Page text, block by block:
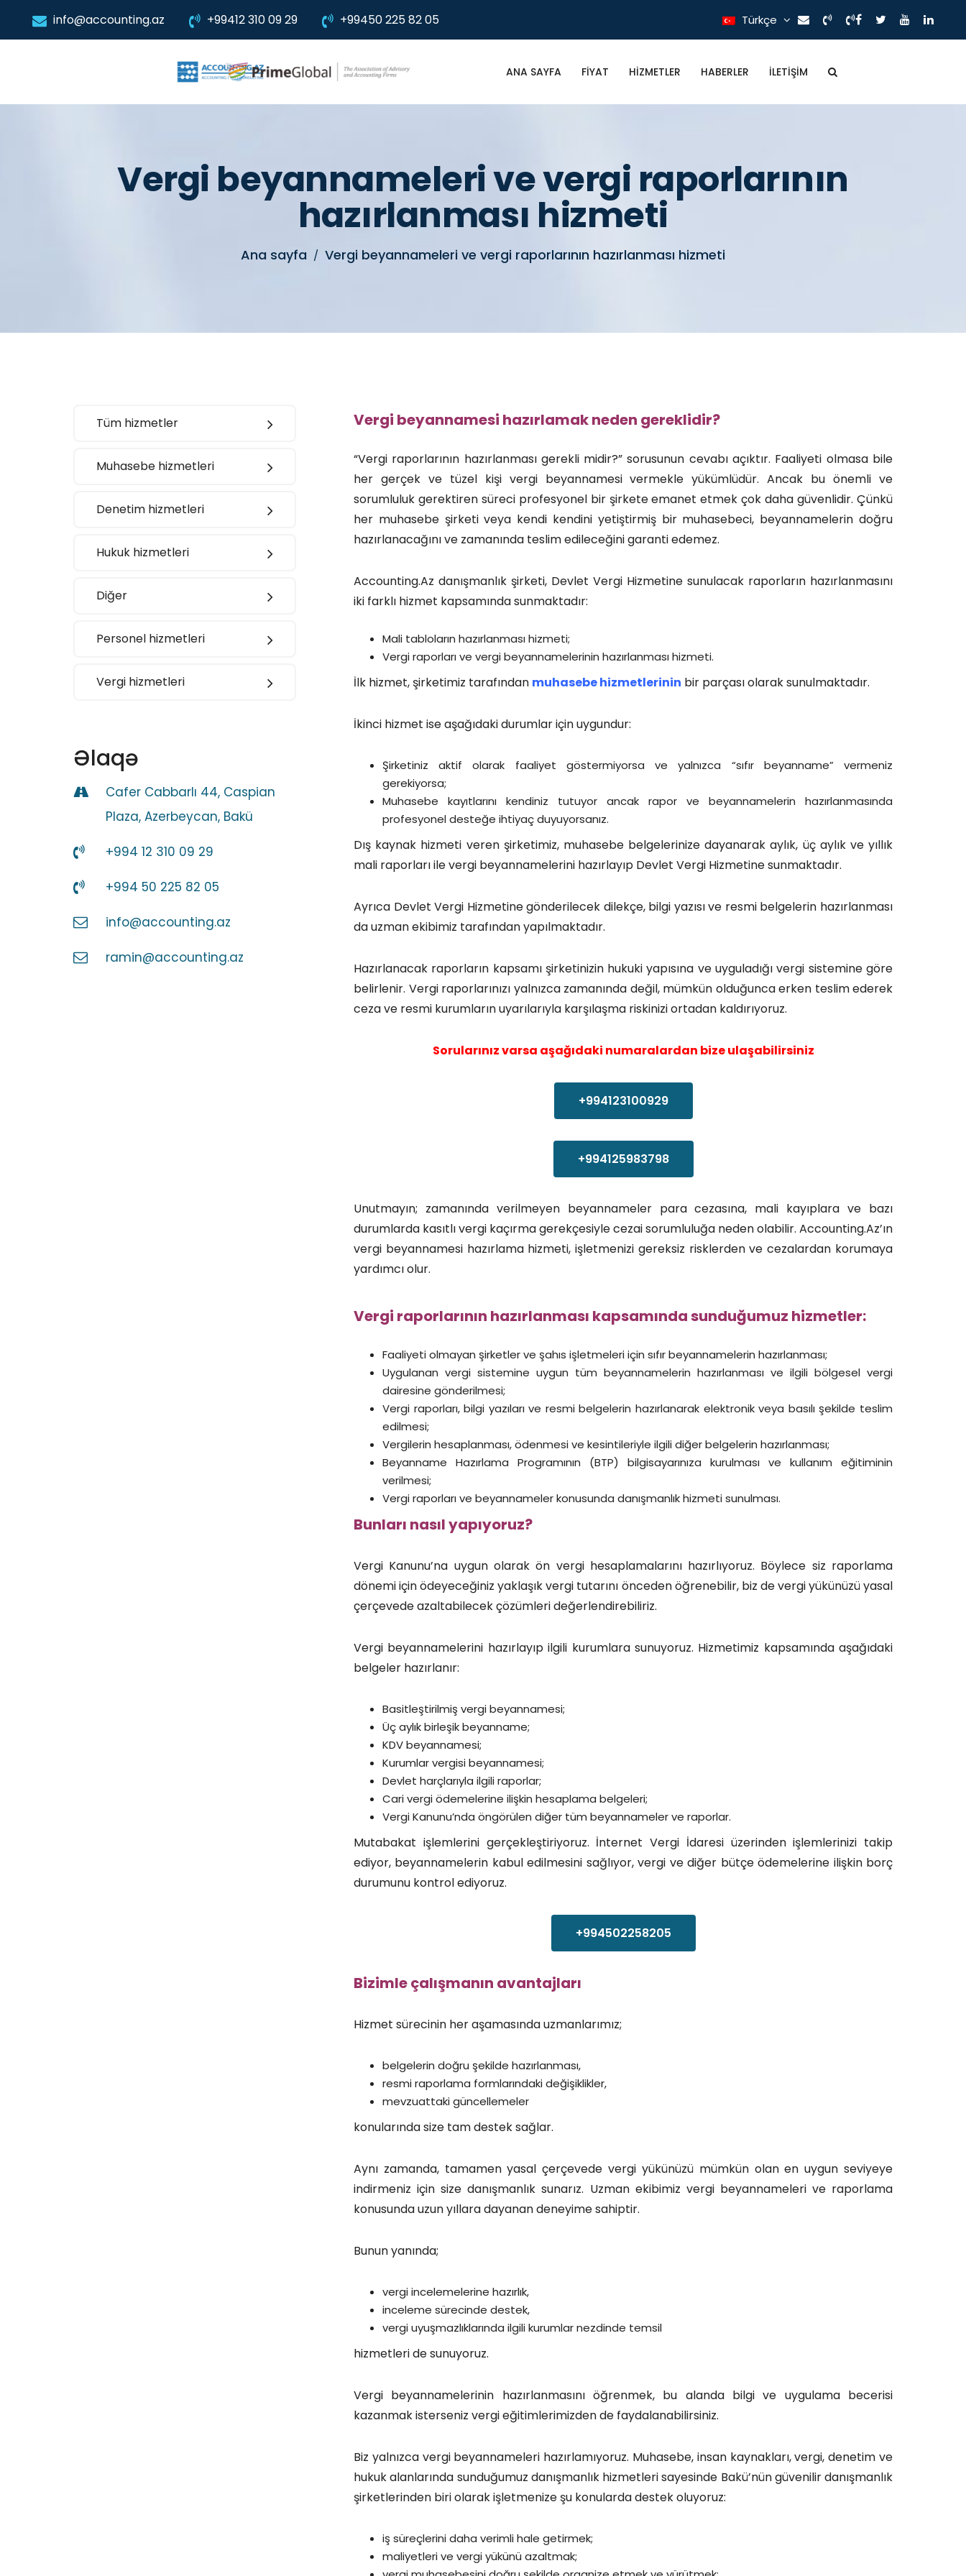
info@accounting.az +99412 310 09 29 +99450 225 82 05 Türkçe
ANA SAYFA FIYAT HIZMETLER HABERLER İLETIŞIM
Vergi beyannameleri ve vergi raporlarının
hazırlanması hizmeti
Ana sayfa Vergi beyannameleri ve vergi raporlarının hazırlanması hizmeti
Tüm hizmetler
Muhasebe hizmetleri
Denetim hizmetleri
Hukuk hizmetleri
Diğer
Personel hizmetleri
Vergi hizmetleri
Əlaqə
Cafer Cabbarlı 44, Caspian
Plaza, Azerbeycan, Bakü
+994 12 310 09 29
+994 50 225 82 05
info@accounting.az
ramin@accounting.az
Vergi beyannamesi hazırlamak neden gereklidir?
“Vergi raporlarının hazırlanması gerekli midir?” sorusunun cevabı açıktır. Faaliyeti olmasa bile
her gerçek ve tüzel kişi vergi beyannamesi vermekle yükümlüdür. Ancak bu önemli ve
sorumluluk gerektiren süreci profesyonel bir şirkete emanet etmek çok daha güvenlidir. Çünkü
her muhasebe şirketi veya kendi kendini yetiştirmiş bir muhasebeci, beyannamelerin doğru
hazırlanacağını ve zamanında teslim edileceğini garanti edemez.
Accounting.Az danışmanlık şirketi, Devlet Vergi Hizmetine sunulacak raporların hazırlanmasını
iki farklı hizmet kapsamında sunmaktadır:
Mali tabloların hazırlanması hizmeti;
Vergi raporları ve vergi beyannamelerinin hazırlanması hizmeti.
İlk hizmet, şirketimiz tarafından muhasebe hizmetlerinin bir parçası olarak sunulmaktadır.
İkinci hizmet ise aşağıdaki durumlar için uygundur:
Şirketiniz aktif olarak faaliyet göstermiyorsa ve yalnızca “sıfır beyanname” vermeniz
gerekiyorsa;
Muhasebe kayıtlarını kendiniz tutuyor ancak rapor ve beyannamelerin hazırlanmasında
profesyonel desteğe ihtiyaç duyuyorsanız.
Dış kaynak hizmeti veren şirketimiz, muhasebe belgelerinize dayanarak aylık, üç aylık ve yıllık
mali raporları ile vergi beyannamelerini hazırlayıp Devlet Vergi Hizmetine sunmaktadır.
Ayrıca Devlet Vergi Hizmetine gönderilecek dilekçe, bilgi yazısı ve resmi belgelerin hazırlanması
da uzman ekibimiz tarafından yapılmaktadır.
Hazırlanacak raporların kapsamı şirketinizin hukuki yapısına ve uyguladığı vergi sistemine göre
belirlenir. Vergi raporlarınızı yalnızca zamanında değil, mümkün olduğunca erken teslim ederek
ceza ve resmi kurumların uyarılarıyla karşılaşma riskinizi ortadan kaldırıyoruz.
Sorularınız varsa aşağıdaki numaralardan bize ulaşabilirsiniz
+994123100929
+994125983798
Unutmayın; zamanında verilmeyen beyannameler para cezasına, mali kayıplara ve bazı
durumlarda kasıtlı vergi kaçırma gerekçesiyle cezai sorumluluğa neden olabilir. Accounting.Az’ın
vergi beyannamesi hazırlama hizmeti, işletmenizi gereksiz risklerden ve cezalardan korumaya
yardımcı olur.
Vergi raporlarının hazırlanması kapsamında sunduğumuz hizmetler:
Faaliyeti olmayan şirketler ve şahıs işletmeleri için sıfır beyannamelerin hazırlanması;
Uygulanan vergi sistemine uygun tüm beyannamelerin hazırlanması ve ilgili bölgesel vergi
dairesine gönderilmesi;
Vergi raporları, bilgi yazıları ve resmi belgelerin hazırlanarak elektronik veya basılı şekilde teslim
edilmesi;
Vergilerin hesaplanması, ödenmesi ve kesintileriyle ilgili diğer belgelerin hazırlanması;
Beyanname Hazırlama Programının (BTP) bilgisayarınıza kurulması ve kullanım eğitiminin
verilmesi;
Vergi raporları ve beyannameler konusunda danışmanlık hizmeti sunulması.
Bunları nasıl yapıyoruz?
Vergi Kanunu’na uygun olarak ön vergi hesaplamalarını hazırlıyoruz. Böylece siz raporlama
dönemi için ödeyeceğiniz yaklaşık vergi tutarını önceden öğrenebilir, biz de vergi yükünüzü yasal
çerçevede azaltabilecek çözümleri değerlendirebiliriz.
Vergi beyannamelerini hazırlayıp ilgili kurumlara sunuyoruz. Hizmetimiz kapsamında aşağıdaki
belgeler hazırlanır:
Basitleştirilmiş vergi beyannamesi;
Üç aylık birleşik beyanname;
KDV beyannamesi;
Kurumlar vergisi beyannamesi;
Devlet harçlarıyla ilgili raporlar;
Cari vergi ödemelerine ilişkin hesaplama belgeleri;
Vergi Kanunu’nda öngörülen diğer tüm beyannameler ve raporlar.
Mutabakat işlemlerini gerçekleştiriyoruz. İnternet Vergi İdaresi üzerinden işlemlerinizi takip
ediyor, beyannamelerin kabul edilmesini sağlıyor, vergi ve diğer bütçe ödemelerine ilişkin borç
durumunu kontrol ediyoruz.
+994502258205
Bizimle çalışmanın avantajları
Hizmet sürecinin her aşamasında uzmanlarımız;
belgelerin doğru şekilde hazırlanması,
resmi raporlama formlarındaki değişiklikler,
mevzuattaki güncellemeler
konularında size tam destek sağlar.
Aynı zamanda, tamamen yasal çerçevede vergi yükünüzü mümkün olan en uygun seviyeye
indirmeniz için size danışmanlık sunarız. Uzman ekibimiz vergi beyannameleri ve raporlama
konusunda uzun yıllara dayanan deneyime sahiptir.
Bunun yanında;
vergi incelemelerine hazırlık,
inceleme sürecinde destek,
vergi uyuşmazlıklarında ilgili kurumlar nezdinde temsil
hizmetleri de sunuyoruz.
Vergi beyannamelerinin hazırlanmasını öğrenmek, bu alanda bilgi ve uygulama becerisi
kazanmak isterseniz vergi eğitimlerimizden de faydalanabilirsiniz.
Biz yalnızca vergi beyannameleri hazırlamıyoruz. Muhasebe, insan kaynakları, vergi, denetim ve
hukuk alanlarında sunduğumuz danışmanlık hizmetleri sayesinde Bakü’nün güvenilir danışmanlık
şirketlerinden biri olarak işletmenize şu konularda destek oluyoruz:
iş süreçlerini daha verimli hale getirmek;
maliyetleri ve vergi yükünü azaltmak;